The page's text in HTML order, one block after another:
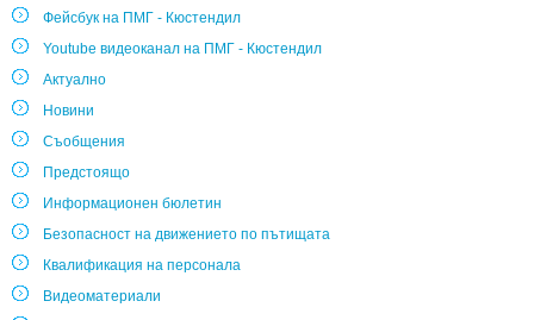
Фейсбук на ПМГ - Кюстендил
Youtube видеоканал на ПМГ - Кюстендил
Актуално
Новини
Съобщения
Предстоящо
Информационен бюлетин
Безопасност на движението по пътищата
Квалификация на персонала
Видеоматериали